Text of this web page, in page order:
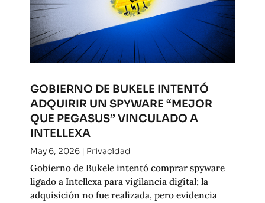
GOBIERNO DE BUKELE INTENTÓ
ADQUIRIR UN SPYWARE “MEJOR
QUE PEGASUS” VINCULADO A
INTELLEXA
May 6, 2026| Privacidad
Gobierno de Bukele intentó comprar spyware
ligado a Intellexa para vigilancia digital; la
adquisición no fue realizada, pero evidencia